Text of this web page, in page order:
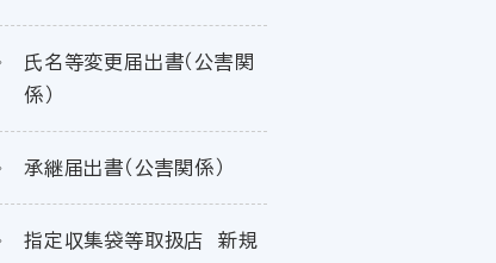
氏名等変更届出書（公害関
係）
承継届出書（公害関係）
指定収集袋等取扱店 新規